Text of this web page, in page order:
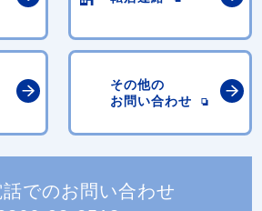
その他の
お問い合わせ
話でのお問い合わせ